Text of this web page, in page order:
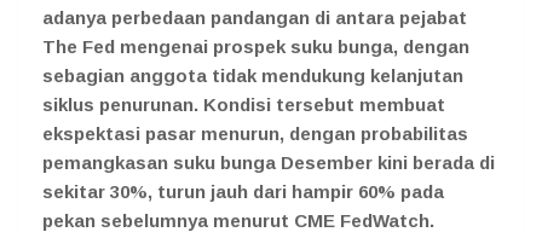
adanya perbedaan pandangan di antara pejabat
The Fed mengenai prospek suku bunga, dengan
sebagian anggota tidak mendukung kelanjutan
siklus penurunan. Kondisi tersebut membuat
ekspektasi pasar menurun, dengan probabilitas
pemangkasan suku bunga Desember kini berada di
sekitar 30%, turun jauh dari hampir 60% pada
pekan sebelumnya menurut CME FedWatch.